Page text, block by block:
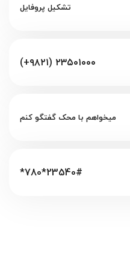
تشکیل پروفایل
(+۹۸۲۱) ۲۳۵۰۱۰۰۰
میخواهم با محک گفتگو کنم
*780*23540#